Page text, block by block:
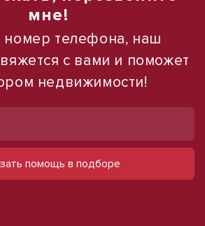
мне!
номер телефона, наш
с вами и поможет
недвижимости!
помощь в подборе